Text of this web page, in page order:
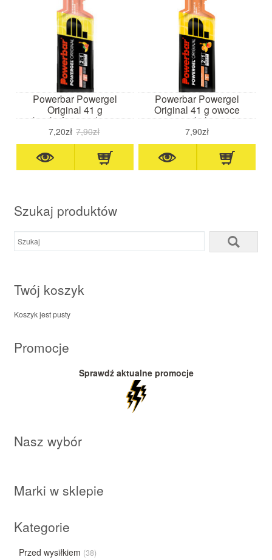
Powerbar Powergel
Original 41 g
truskawka/banan data waż.
09.26
7,20zł 7,90zł
Powerbar Powergel
Original 41 g owoce
tropikalne
7,90zł
Szukaj produktów
Twój koszyk
Koszyk jest pusty
Promocje
Sprawdź aktualne promocje
Nasz wybór
Marki w sklepie
Kategorie
Przed wysiłkiem (38)